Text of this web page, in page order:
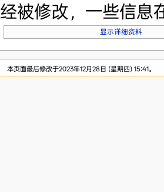
经被修改，一些信息
显示详细资料
本页面最后修改于2023年12月28日 (星期四) 15:41。